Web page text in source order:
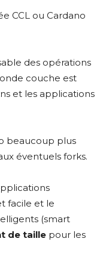
CCL ou Cardano
des opérations
couche est
et les applications
beaucoup plus
éventuels forks.
facile et le
(smart
de taille pour les